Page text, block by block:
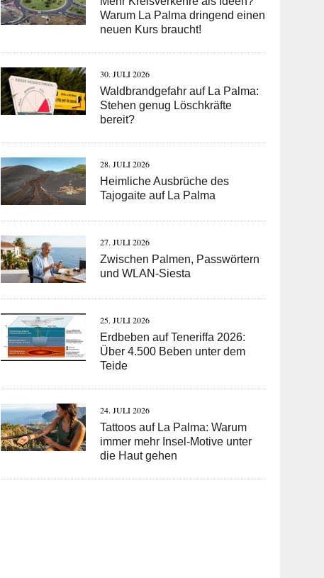
Warum La Palma dringend einen
neuen Kurs braucht!
30. JULI 2026
Waldbrandgefahr auf La Palma:
Stehen genug Löschkräfte
bereit?
28. JULI 2026
Heimliche Ausbrüche des
Tajogaite auf La Palma
27. JULI 2026
Zwischen Palmen, Passwörtern
und WLAN-Siesta
25. JULI 2026
Erdbeben auf Teneriffa 2026:
Über 4.500 Beben unter dem
Teide
24. JULI 2026
Tattoos auf La Palma: Warum
immer mehr Insel-Motive unter
die Haut gehen